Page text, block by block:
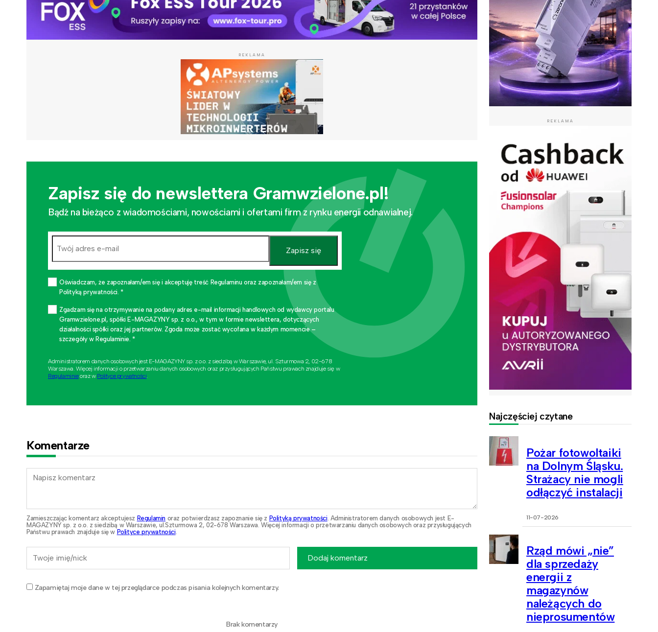
REKLAMA
Zapisz się do newslettera Gramwzielone.pl!
Bądź na bieżąco z wiadomościami, nowościami i ofertami firm z rynku energii odnawialnej.
Zapisz się
Oświadczam, że zapoznałam/em się i akceptuję treść Regulaminu oraz zapoznałam/em się z
Polityką prywatności. *
Zgadzam się na otrzymywanie na podany adres e-mail informacji handlowych od wydawcy portalu
Gramwzielone.pl, spółki E-MAGAZYNY sp. z o.o., w tym w formie newslettera, dotyczących
działalności spółki oraz jej partnerów. Zgoda może zostać wycofana w każdym momencie –
szczegóły w Regulaminie. *
Administratorem danych osobowych jest E-MAGAZYNY sp. z o.o. z siedzibą w Warszawie, ul. Szturmowa 2, 02-678
Warszawa. Więcej informacji o przetwarzaniu danych osobowych oraz przysługujących Państwu prawach znajduje się w
Regulaminieoraz w Polityce prywatności
Komentarze
Zamieszczając komentarz akceptujesz Regulamin oraz potwierdzasz zapoznanie się z Polityką prywatności . Administratorem danych osobowych jest E-
MAGAZYNY sp. z o.o. z siedzibą w Warszawie, ul.Szturmowa 2, 02-678 Warszawa. Więcej informacji o przetwarzaniu danych osobowych oraz przysługujących
Państwu prawach znajduje się w Polityce prywatności
Zapamiętaj moje dane w tej przeglądarce podczas pisania kolejnych komentarzy.
Dodaj komentarz
Brak komentarzy
REKLAMA
Najczęściej czytane
Pożar fotowoltaiki
na Dolnym Śląsku.
Strażacy nie mogli
odłączyć instalacji
11-07-2026
Rząd mówi „nie”
dla sprzedaży
energii z
magazynów
należących do
nieprosumentów